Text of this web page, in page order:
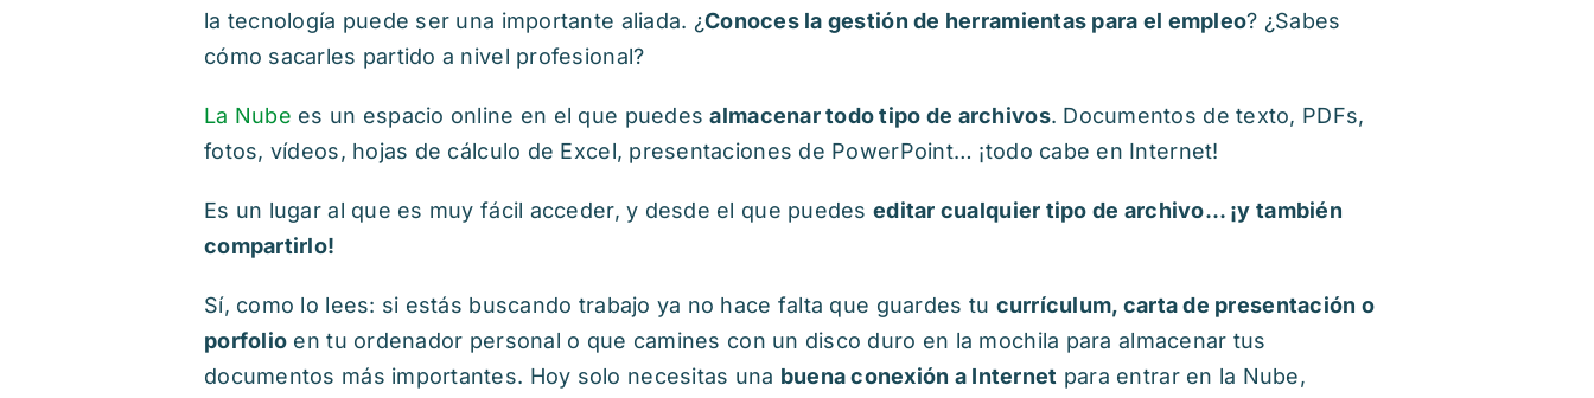
la tecnología puede ser una importante aliada. ¿Conoces la gestión de herramientas para el empleo? ¿Sabes
cómo sacarles partido a nivel profesional?
La Nube es un espacio online en el que puedesalmacenar todo tipo de archivos. Documentos de texto, PDFs,
fotos, vídeos, hojas de cálculo de Excel, presentaciones de PowerPoint… ¡todo cabe en Internet!
Es un lugar al que es muy fácil acceder, y desde el que puedeseditar cualquier tipo de archivo… ¡y también
compartirlo!
Sí, como lo lees: si estás buscando trabajo ya no hace falta que guardes tu currículum, carta de presentación o
porfolio en tu ordenador personal o que camines con un disco duro en la mochila para almacenar tus
documentos más importantes. Hoy solo necesitas una buena conexión a Internet para entrar en la Nube,